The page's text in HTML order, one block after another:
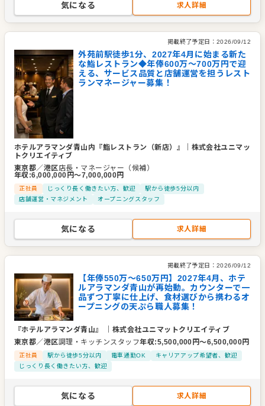
気になる 求人詳細
掲載終了予定日： 2026/09/12
外苑前駅徒歩1分、2027年4月に始まる新た
な鮨レストラン◆年俸600万～700万円で迎
える、サービス品質と店舗運営を担うレスト
ランマネージャー募集！
ホテルアラマンダ青山内『鮨レストラン（新店）』
株式会社ユニマッ
トクリエイティブ
東京都／港区店長・マネージャー（候補）
年収:6,000,000 円〜7,000,000円
正社員 じっくり長く働きたい方、歓迎
駅から徒歩5分以内
店舗運営・マネジメント
オープニングスタッフ
気になる 求人詳細
掲載終了予定日： 2026/09/12
【年俸550万～650万円】2027年4月、ホテ
ルアラマンダ青山が再始動。カウンターで一
品ずつ丁寧に仕上げ、食材選びから携わるオ
ープニングの天ぷら職人募集！
『ホテルアラマンダ青山』
株式会社ユニマットクリエイティブ
東京都／港区調理・キッチンスタッフ年収:5,500,000 円〜6,500,000円
正社員 駅から徒歩5分以内 電車通勤OK
キャリアアップ希望者、歓迎
じっくり長く働きたい方、歓迎
気になる 求人詳細